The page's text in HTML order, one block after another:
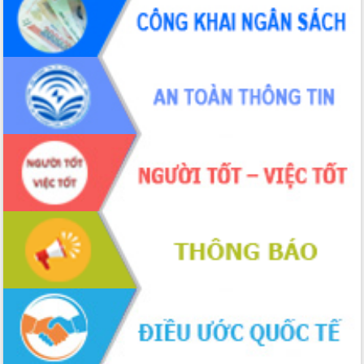
hiện nhiệm vụ quản lý tài sản công
hàng tuần
Tháo gỡ những vướng mắc, đẩy mạnh
công tác cải cách thủ tục hành chính
tại Trung tâm Phục vụ hành chính
công tỉnh
Đắk Lắk: Tôn vinh 46 giải pháp tại Hội
thi Sáng tạo Kỹ thuật 2024 - 2025
Đắk Lắk rà soát, điều chỉnh Đề án 190
về phát triển nuôi trồng thủy sản
Phó Chủ tịch UBND tỉnh Đắk Lắk
Trương Công Thái kiểm tra thực địa
Dự án cao tốc Khánh Hòa - Buôn Ma
Thuột
Định vị cà phê Việt Nam như một “di
sản sống” trong dòng chảy toàn cầu
Xây dựng nông thôn mới: Nâng cao đời
sống người dân từ những mô hình thiết
thực
Quyết liệt tháo gỡ vướng mắc, đẩy